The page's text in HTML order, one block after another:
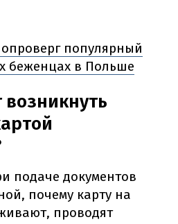
опроверг популярный
беженцах в Польше
подаче документов
почему карту на
проводят